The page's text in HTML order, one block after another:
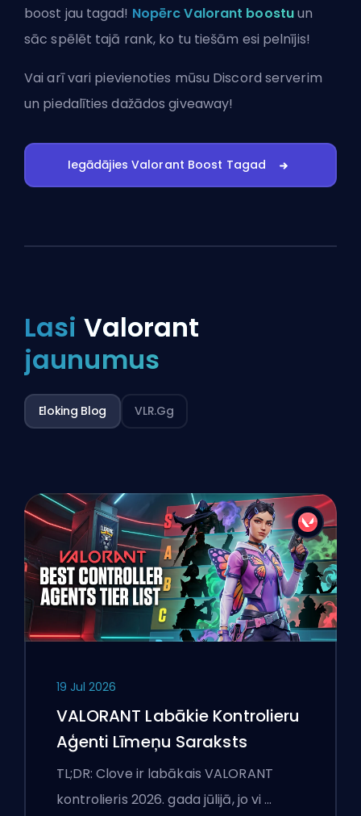
boost jau tagad! Nopērc Valorant boostuun
sāc spēlēt tajā rank, ko tu tiešām esi pelnījis!
Vai arī vari pievienoties mūsu Discord serverim
un piedalīties dažādos giveaway!
Iegādājies Valorant Boost Tagad
Lasi Valorant
jaunumus
Eloking Blog VLR.gg
19 Jul 2026
VALORANT Labākie Kontrolieru
Aģenti Līmeņu Saraksts
TL;DR: Clove ir labākais VALORANT
kontrolieris 2026. gada jūlijā, jo vi …